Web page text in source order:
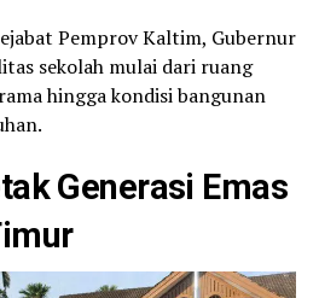
Pemprov Kaltim, Gubernur
sekolah mulai dari ruang
hingga kondisi bangunan
Generasi Emas